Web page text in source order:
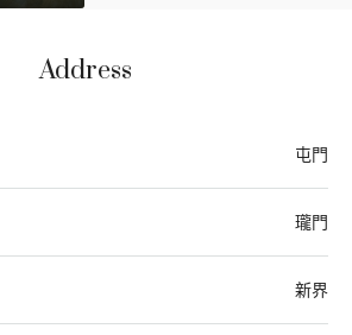
Address
屯門
瓏門
新界